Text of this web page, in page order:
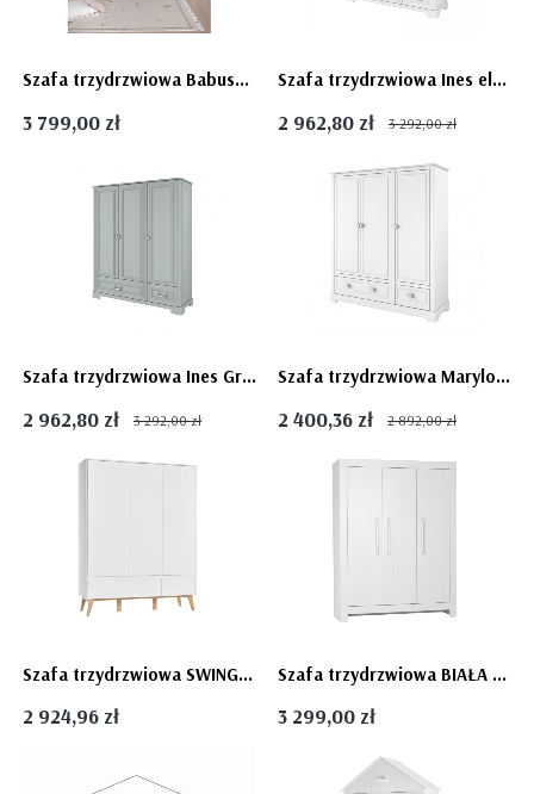
Szafa trzydrzwiowa Babushka, oliwkowa (Olive) dla dziecka Babuszka - dostawa gratis
3 799,00 zł
Szafa trzydrzwiowa Ines elegant White - Bellamy
2 962,80 zł 3 292,00 zł
Szafa trzydrzwiowa Ines Grey szara - Bellamy
2 962,80 zł 3 292,00 zł
Szafa trzydrzwiowa Marylou - Bellamy
2 400,36 zł 2 892,00 zł
Szafa trzydrzwiowa SWING - Pinio
2 924,96 zł
Szafa trzydrzwiowa BIAŁA meble CALMO MDF - firmy PINIO
3 299,00 zł